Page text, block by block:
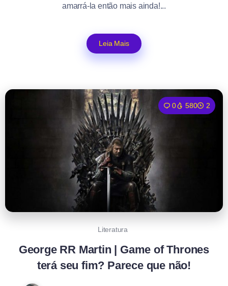
amarrá-la então mais ainda!...
Leia Mais
0 580 2
Literatura
George RR Martin | Game of Thrones
terá seu fim? Parece que não!